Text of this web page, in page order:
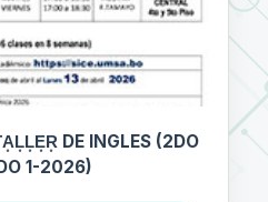
DE INGLES (2DO
1-2026)